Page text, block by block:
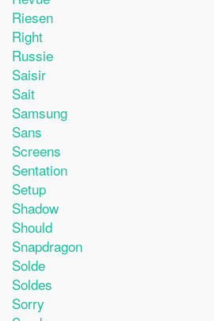
Riesen
Right
Russie
Saisir
Sait
Samsung
Sans
Screens
Sentation
Setup
Shadow
Should
Snapdragon
Solde
Soldes
Sorry